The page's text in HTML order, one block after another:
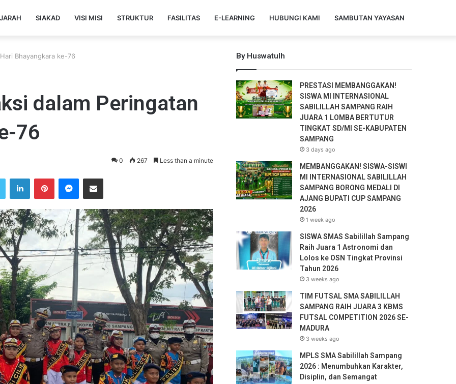
SIAKAD VISI MISI STRUKTUR FASILITAS E-LEARNING HUBUNGI KAMI SAMBUTAN YAYASAN
Bhayangkara ke-76
dalam Peringatan
76
0 267 Less than a minute
By Huswatulh
PRESTASI MEMBANGGAKAN!
SISWA MI INTERNASIONAL
SABILILLAH SAMPANG RAIH
JUARA 1 LOMBA BERTUTUR
TINGKAT SD/MI SE-KABUPATEN
SAMPANG
3 days ago
MEMBANGGAKAN! SISWA-SISWI
MI INTERNASIONAL SABILILLAH
SAMPANG BORONG MEDALI DI
AJANG BUPATI CUP SAMPANG
2026
1 week ago
SISWA SMAS Sabilillah Sampang
Raih Juara 1 Astronomi dan
Lolos ke OSN Tingkat Provinsi
Tahun 2026
3 weeks ago
TIM FUTSAL SMA SABILILLAH
SAMPANG RAIH JUARA 3 KBMS
FUTSAL COMPETITION 2026 SE-
MADURA
3 weeks ago
MPLS SMA Sabilillah Sampang
2026 : Menumbuhkan Karakter,
Disiplin, dan Semangat